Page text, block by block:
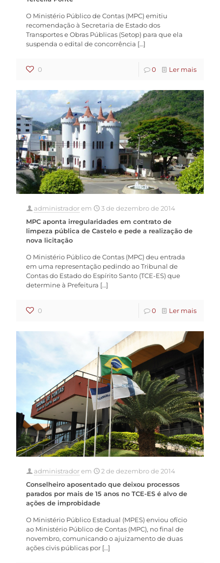
O Ministério Público de Contas (MPC) emitiu
recomendação à Secretaria de Estado dos
Transportes e Obras Públicas (Setop) para que ela
suspenda o edital de concorrência […]
0 0 Ler mais
administradorem
3 de dezembro de 2014
MPC aponta irregularidades em contrato de
limpeza pública de Castelo e pede a realização de
nova licitação
O Ministério Público de Contas (MPC) deu entrada
em uma representação pedindo ao Tribunal de
Contas do Estado do Espírito Santo (TCE-ES) que
determine à Prefeitura […]
0 0 Ler mais
administradorem
2 de dezembro de 2014
Conselheiro aposentado que deixou processos
parados por mais de 15 anos no TCE-ES é alvo de
ações de improbidade
O Ministério Público Estadual (MPES) enviou ofício
ao Ministério Público de Contas (MPC), no final de
novembro, comunicando o ajuizamento de duas
ações civis públicas por […]